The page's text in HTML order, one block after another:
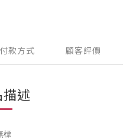
款方式 顧客評價
述
標